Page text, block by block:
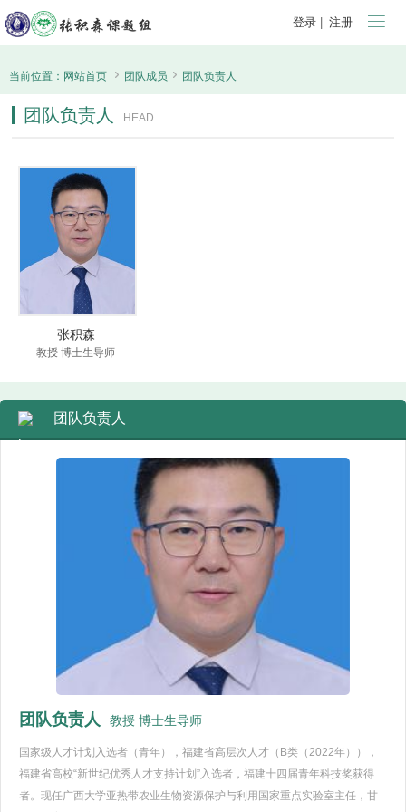
登录 注册 
当前位置： 网站首页  团队成员  团队负责人
团队负责人 HEAD
张积森
教授 博士生导师
团队负责人
团队负责人 教授 博士生导师
国家级人才计划入选者（青年），福建省高层次人才（B类（2022年）），
福建省高校“新世纪优秀人才支持计划”入选者，福建十四届青年科技奖获得
者。现任广西大学亚热带农业生物资源保护与利用国家重点实验室主任，甘